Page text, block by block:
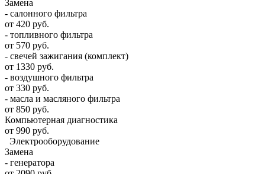
Замена
- салонного фильтра
от 420 руб.
- топливного фильтра
от 570 руб.
- свечей зажигания (комплект)
от 1330 руб.
- воздушного фильтра
от 330 руб.
- масла и масляного фильтра
от 850 руб.
Компьютерная диагностика
от 990 руб.
Электрооборудование
Замена
- генератора